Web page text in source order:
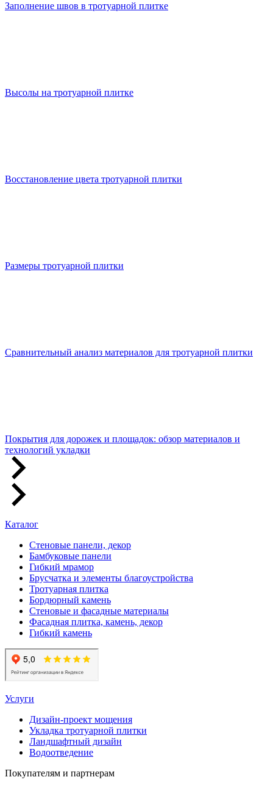
Заполнение швов в тротуарной плитке
Высолы на тротуарной плитке
Восстановление цвета тротуарной плитки
Размеры тротуарной плитки
Сравнительный анализ материалов для тротуарной плитки
Покрытия для дорожек и площадок: обзор материалов и
технологий укладки
Каталог
Стеновые панели, декор
Бамбуковые панели
Гибкий мрамор
Брусчатка и элементы благоустройства
Тротуарная плитка
Бордюрный камень
Стеновые и фасадные материалы
Фасадная плитка, камень, декор
Гибкий камень
Услуги
Дизайн-проект мощения
Укладка тротуарной плитки
Ландшафтный дизайн
Водоотведение
Покупателям и партнерам